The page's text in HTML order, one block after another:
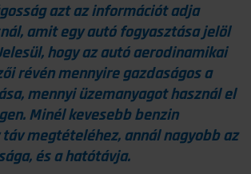
azt az információt adja
amit egy autó fogyasztása jelöl
hogy az autó aerodinamikai
révén mennyire gazdaságos a
mennyi üzemanyagot használ el
Minél kevesebb benzin
megtételéhez, annál nagyobb az
és a hatótávja.